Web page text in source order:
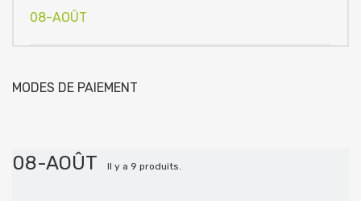
08-AOÛT
MODES DE PAIEMENT
08-AOÛT Il y a 9 produits.